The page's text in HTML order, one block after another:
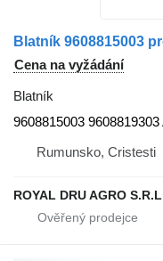
Blatník 9608815003
Cena na vyžádání
Blatník
9608815003
Rumunsko, Cristesti
ROYAL DRU AGRO